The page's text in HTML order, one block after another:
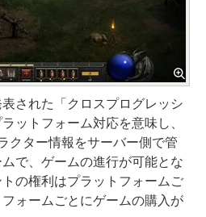
された「クロスプログレッシ
ットフォーム対応を意味し、
クター情報をサーバー側で管
で、ゲームの進行が可能とな
の権利はプラットフォームご
ォームごとにゲームの購入が